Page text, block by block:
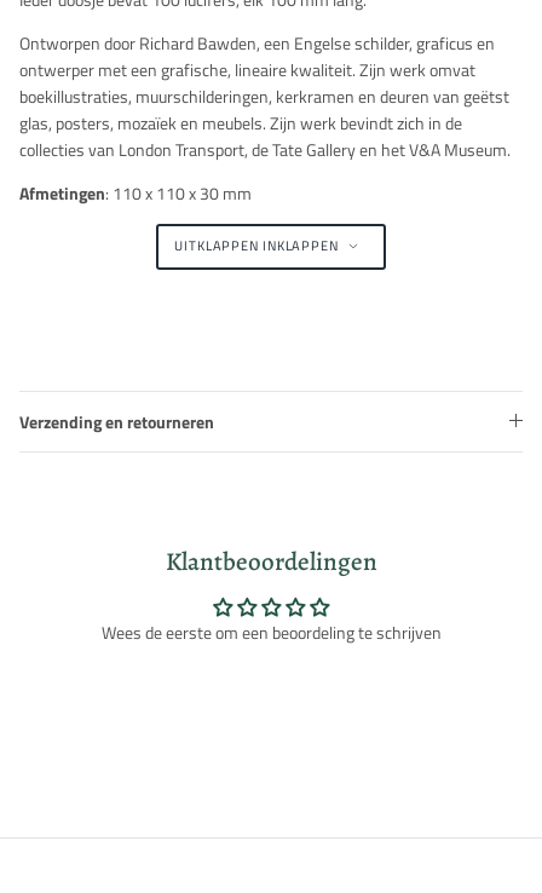
Ontworpen door Richard Bawden, een Engelse schilder, graficus en
ontwerper met een grafische, lineaire kwaliteit. Zijn werk omvat
boekillustraties, muurschilderingen, kerkramen en deuren van geëtst
glas, posters, mozaïek en meubels. Zijn werk bevindt zich in de
collecties van London Transport, de Tate Gallery en het V&A Museum.
Afmetingen: 110 x 110 x 30 mm
UITKLAPPEN INKLAPPEN
Verzending en retourneren
Klantbeoordelingen
Wees de eerste om een beoordeling te schrijven